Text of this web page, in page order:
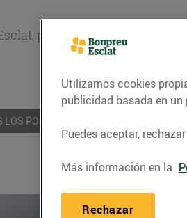
puedes encontrar
LOS POSTS
Utilizamos cookies
publicidad basada en
Puedes aceptar,
Más información en la
Rechazar